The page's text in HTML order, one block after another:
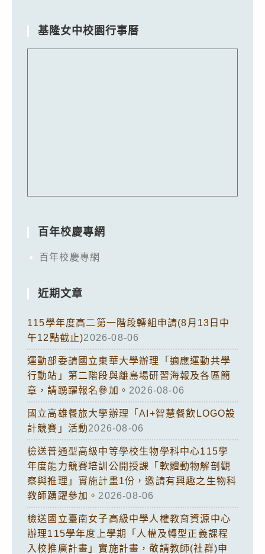
基隆女中校園行事曆
百年校慶專網
百年校慶專網
近期文章
115學年度高二第一階段轉組申請(8月13日中
午12點截止)2026-08-06
運動部委請國立東華大學辦理「適應運動共學
行動站」第二階段與離島場研習海報及各區簡
章，請踴躍報名參加。 2026-08-06
國立高雄餐旅大學辦理「AI+智慧餐飲LOGO設
計競賽」活動2026-08-06
檢送普通型高級中等學校生物學科中心115學
年度能力競賽培訓公開授課「軟體動物解剖觀
察與推理」實施計畫1份，邀請有興趣之生物科
教師踴躍參加。 2026-08-06
檢送國立臺南女子高級中學人權教育資源中心
辦理115學年度上學期「人權及轉型正義課程
入校推廣計畫」實施計畫，敬請教師(社群)申